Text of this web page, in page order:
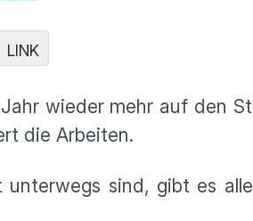
LINK
wieder mehr auf den
die Arbeiten.
sind, gibt es